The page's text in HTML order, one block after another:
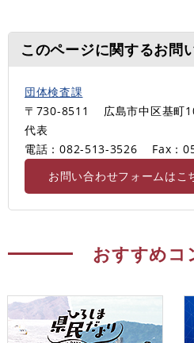
このページに関するお問
団体検査課
〒730-8511
広島市中区基町
代表
電話：082-513-3526
Fax：
お問い合わせフォームはこ
おすすめコ